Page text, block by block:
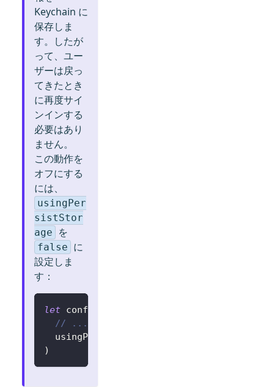
Keychain に
保存しま
す。したが
って、ユー
ザーは戻っ
てきたとき
に再度サイ
ンインする
必要はあり
ません。
この動作を
オフにする
には、
usingPer
sistStor
age
を
false に
設定しま
す：
let config
// ...
  usingPersistStorage
)